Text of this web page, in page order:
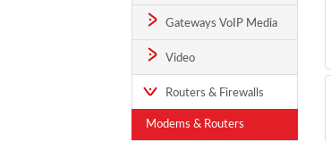
Gateways VoIP Media
Video
Routers & Firewalls
Modems & Routers